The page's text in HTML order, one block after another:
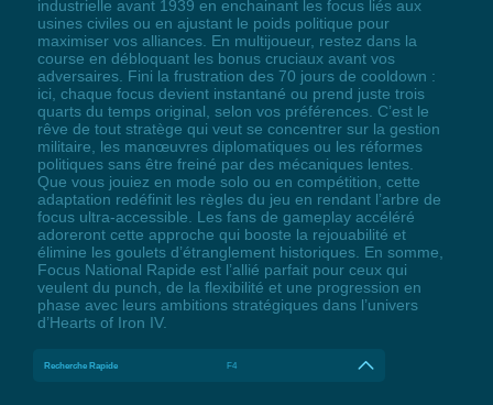
industrielle avant 1939 en enchainant les focus liés aux
usines civiles ou en ajustant le poids politique pour
maximiser vos alliances. En multijoueur, restez dans la
course en débloquant les bonus cruciaux avant vos
adversaires. Fini la frustration des 70 jours de cooldown :
ici, chaque focus devient instantané ou prend juste trois
quarts du temps original, selon vos préférences. C’est le
rêve de tout stratège qui veut se concentrer sur la gestion
militaire, les manœuvres diplomatiques ou les réformes
politiques sans être freiné par des mécaniques lentes.
Que vous jouiez en mode solo ou en compétition, cette
adaptation redéfinit les règles du jeu en rendant l’arbre de
focus ultra-accessible. Les fans de gameplay accéléré
adoreront cette approche qui booste la rejouabilité et
élimine les goulets d’étranglement historiques. En somme,
Focus National Rapide est l’allié parfait pour ceux qui
veulent du punch, de la flexibilité et une progression en
phase avec leurs ambitions stratégiques dans l’univers
d’Hearts of Iron IV.
Recherche Rapide F4